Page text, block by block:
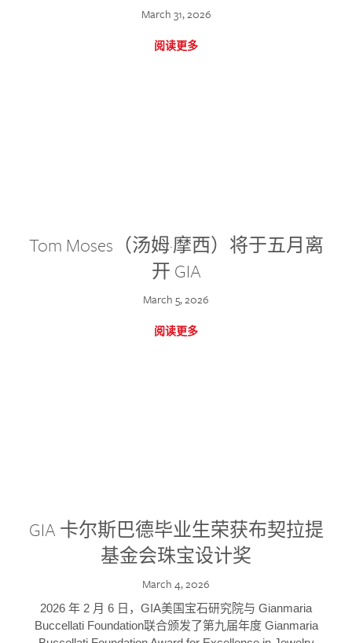
March 31, 2026
阅读更多
Tom Moses（汤姆·摩西）将于五月离
开 GIA
March 5, 2026
阅读更多
GIA 卡尔斯巴德毕业生荣获布契拉提
基金会珠宝设计奖
March 4, 2026
2026 年 2 月 6 日，GIA美国宝石研究院与 Gianmaria
Buccellati Foundation联合颁发了第九届年度 Gianmaria